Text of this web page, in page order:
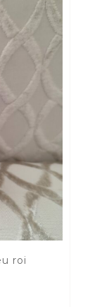
roi